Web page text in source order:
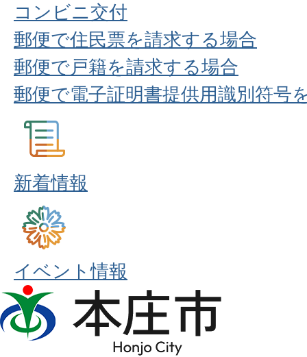
コンビニ交付
郵便で住民票を請求する場合
郵便で戸籍を請求する場合
郵便で電子証明書提供用識別符号
新着情報
イベント情報
本
庄